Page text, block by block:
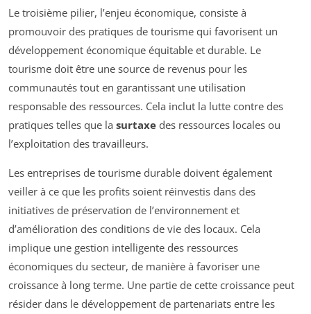
Le troisième pilier, l’enjeu économique, consiste à
promouvoir des pratiques de tourisme qui favorisent un
développement économique équitable et durable. Le
tourisme doit être une source de revenus pour les
communautés tout en garantissant une utilisation
responsable des ressources. Cela inclut la lutte contre des
pratiques telles que la surtaxe des ressources locales ou
l’exploitation des travailleurs.
Les entreprises de tourisme durable doivent également
veiller à ce que les profits soient réinvestis dans des
initiatives de préservation de l’environnement et
d’amélioration des conditions de vie des locaux. Cela
implique une gestion intelligente des ressources
économiques du secteur, de manière à favoriser une
croissance à long terme. Une partie de cette croissance peut
résider dans le développement de partenariats entre les